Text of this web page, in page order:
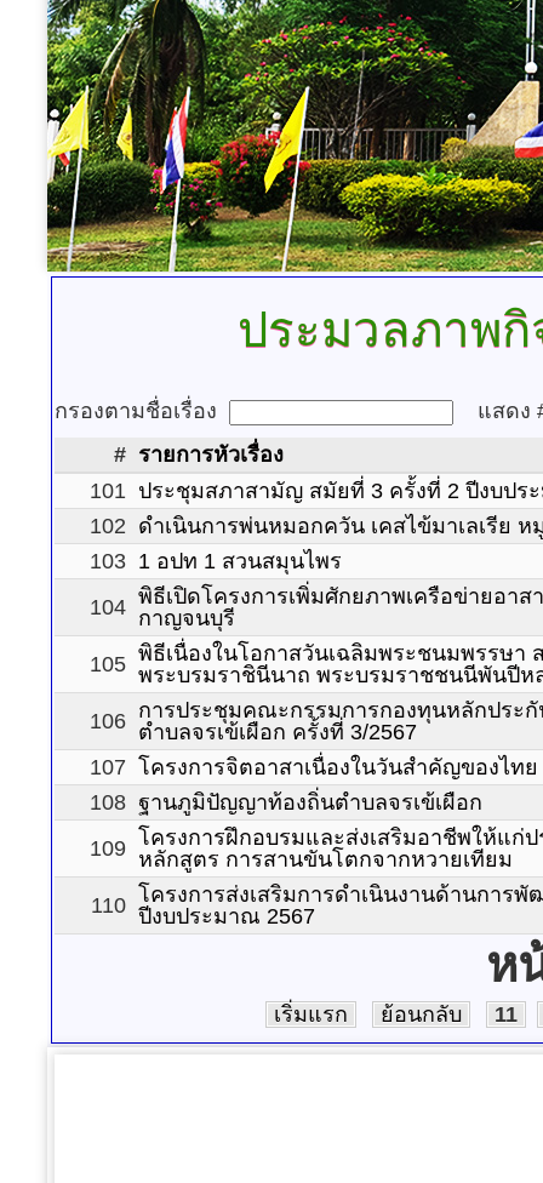
ประมวลภาพกิ
กรองตามชื่อเรื่อง
แสดง
# รายการหัวเรื่อง
101 ประชุมสภาสามัญ สมัยที่ 3 ครั้งที่ 2 ปีงบปร
102 ดำเนินการพ่นหมอกควัน เคสไข้มาเลเรีย ห
103 1 อปท 1 สวนสมุนไพร
104 พิธีเปิดโครงการเพิ่มศักยภาพเครือข่ายอา
กาญจนบุรี
105 พิธีเนื่องในโอกาสวันเฉลิมพระชนมพรรษา
พระบรมราชินีนาถ พระบรมราชชนนีพันปีห
106 การประชุมคณะกรรมการกองทุนหลักประ
ตำบลจรเข้เผือก ครั้งที่ 3/2567
107 โครงการจิตอาสาเนื่องในวันสำคัญของไทย
108 ฐานภูมิปัญญาท้องถิ่นตำบลจรเข้เผือก
109 โครงการฝึกอบรมและส่งเสริมอาชีพให้แก่
หลักสูตร การสานขันโตกจากหวายเทียม
110 โครงการส่งเสริมการดำเนินงานด้านการ
ปีงบประมาณ 2567
ห
เริ่มแรก ย้อนกลับ 11